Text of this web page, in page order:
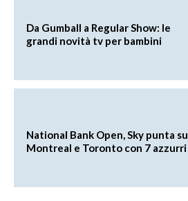
Da Gumball a Regular Show: le
grandi novità tv per bambini
National Bank Open, Sky punta su
Montreal e Toronto con 7 azzurri